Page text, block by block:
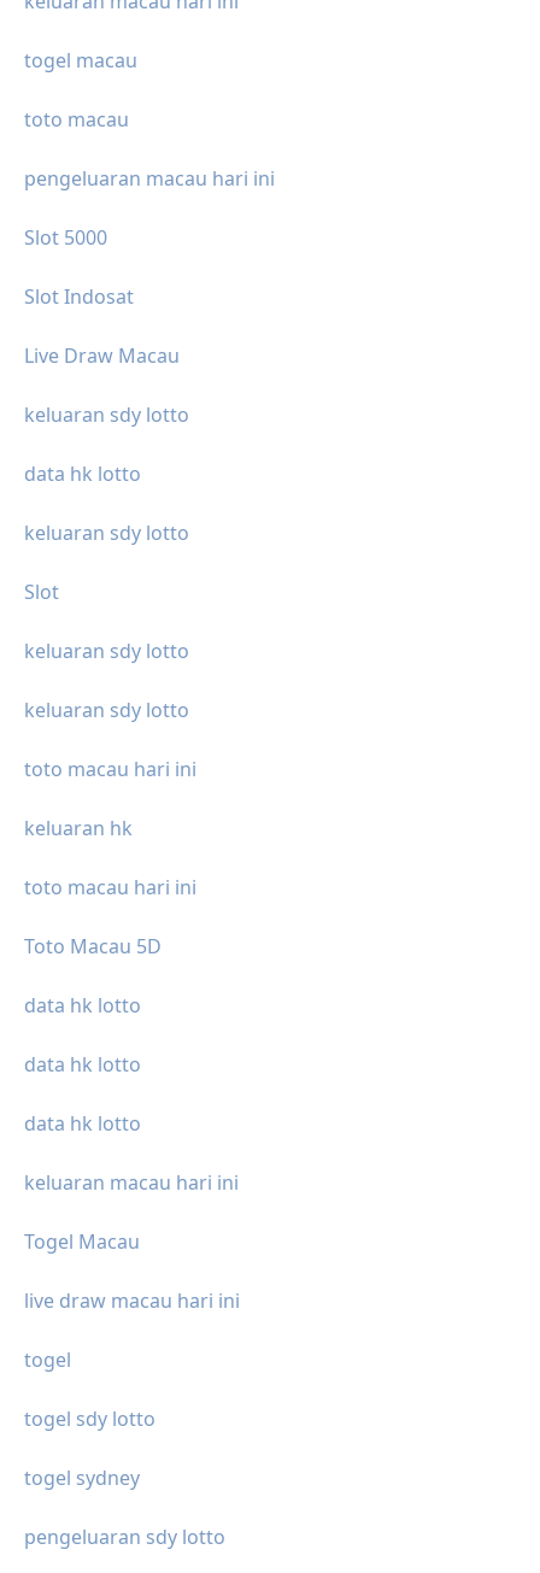
togel macau
toto macau
pengeluaran macau hari ini
Slot 5000
Slot Indosat
Live Draw Macau
keluaran sdy lotto
data hk lotto
keluaran sdy lotto
Slot
keluaran sdy lotto
keluaran sdy lotto
toto macau hari ini
keluaran hk
toto macau hari ini
Toto Macau 5D
data hk lotto
data hk lotto
data hk lotto
keluaran macau hari ini
Togel Macau
live draw macau hari ini
togel
togel sdy lotto
togel sydney
pengeluaran sdy lotto